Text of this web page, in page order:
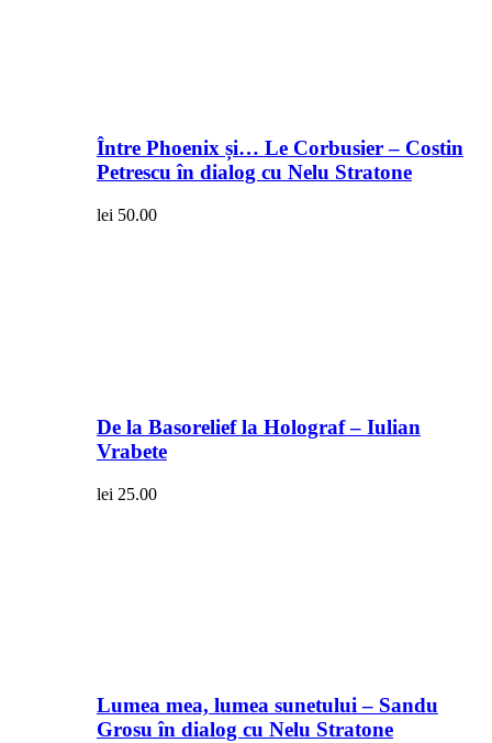
Între Phoenix și… Le Corbusier – Costin
Petrescu în dialog cu Nelu Stratone
lei 50.00
De la Basorelief la Holograf – Iulian
Vrabete
lei 25.00
Lumea mea, lumea sunetului – Sandu
Grosu în dialog cu Nelu Stratone